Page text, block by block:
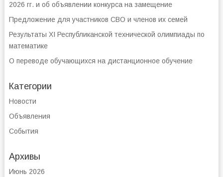
2026 гг. и об объявлении конкурса на замещение
Предложение для участников СВО и членов их семей
Результаты XI Республиканской технической олимпиады по
математике
О переводе обучающихся на дистанционное обучение
Категории
Новости
Объявления
События
Архивы
Июнь 2026